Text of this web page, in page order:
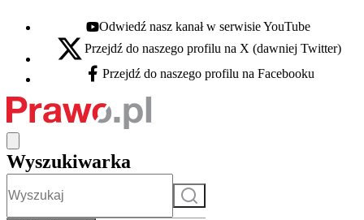
Youtube - otwiera się w nowej karcie
Odwiedź nasz kanał w serwisie YouTube
X - otwiera się w nowej karcie
Przejdź do naszego profilu na X (dawniej Twitter)
Facebook - otwiera się w nowej karcie
Przejdź do naszego profilu na Facebooku
Wyszukiwarka
Szukaj